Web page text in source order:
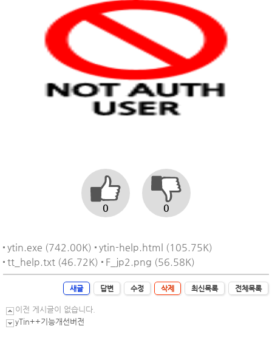
0 0
ytin.exe (742.00K)
ytin-help.html (105.75K)
tt_help.txt (46.72K)
F_jp2.png (56.58K)
새글 답변 수정 삭제 최신목록 전체목록
이전 게시글이 없습니다.
yTin++기능개선버전